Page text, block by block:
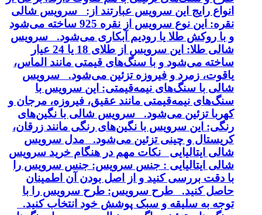
انواع رایج این سرویس عبارتند از: سرویس شالی
نقره: این نوع سرویس از نقره 925 ساخته می‌شود
و با روکش طلا یا رودیم آبکاری می‌شود. سرویس
شالی طلا: این سرویس از طلای 18 یا 24 عیار
ساخته می‌شود و با سنگ‌های قیمتی مانند الماس،
یاقوت، زمرد و فیروزه تزئین می‌شود. سرویس
شالی با سنگ‌های نیمه‌قیمتی: این سرویس با
سنگ‌های نیمه‌قیمتی مانند عقیق، فیروزه، مرجان و
کهربا تزئین می‌شود. سرویس شالی با نگین‌های
رنگی: این سرویس با نگین‌های رنگی مانند زرقان،
کریستال و چینی تزئین می‌شود. مدل سرویس
شالی ایتالیایی نکات مهم در هنگام خرید سرویس
شالی ایتالیایی : جنس سرویس: جنس سرویس را
با دقت بررسی کنید و از اصل بودن آن اطمینان
حاصل کنید. طرح سرویس: طرح سرویس را با
توجه به سلیقه و سبک پوشش خود انتخاب کنید.